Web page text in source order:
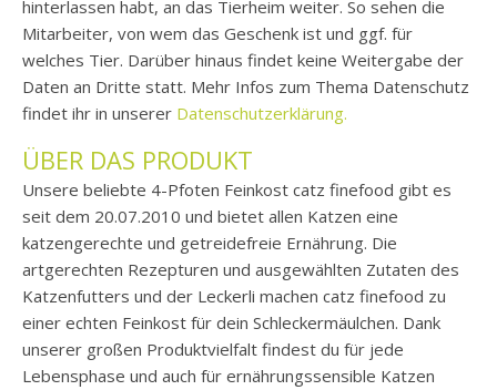
hinterlassen habt, an das Tierheim weiter. So sehen die
Mitarbeiter, von wem das Geschenk ist und ggf. für
welches Tier. Darüber hinaus findet keine Weitergabe der
Daten an Dritte statt. Mehr Infos zum Thema Datenschutz
findet ihr in unserer Datenschutzerklärung.
ÜBER DAS PRODUKT
Unsere beliebte 4-Pfoten Feinkost catz finefood gibt es
seit dem 20.07.2010 und bietet allen Katzen eine
katzengerechte und getreidefreie Ernährung. Die
artgerechten Rezepturen und ausgewählten Zutaten des
Katzenfutters und der Leckerli machen catz finefood zu
einer echten Feinkost für dein Schleckermäulchen. Dank
unserer großen Produktvielfalt findest du für jede
Lebensphase und auch für ernährungssensible Katzen